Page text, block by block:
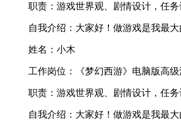
职责： 游戏世界观、剧情设计，任
自我介绍： 大家好！做游戏是我最
姓名： 小木
工作岗位： 《梦幻西游》电脑版高
职责： 游戏世界观、剧情设计，任
自我介绍： 大家好！做游戏是我最